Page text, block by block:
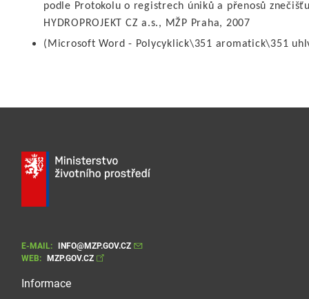
podle Protokolu o registrech úniků a přenosů
HYDROPROJEKT CZ a.s., MŽP Praha, 2007
(Microsoft Word - Polycyklick\351 aromatick\351
E-MAIL:
INFO@MZP.GOV.CZ
WEB:
MZP.GOV.CZ
Informace